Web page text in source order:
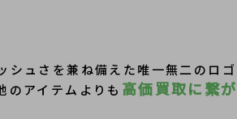
シュさを兼ね備えた唯一無二のロ
のアイテムよりも 高価買取に繋